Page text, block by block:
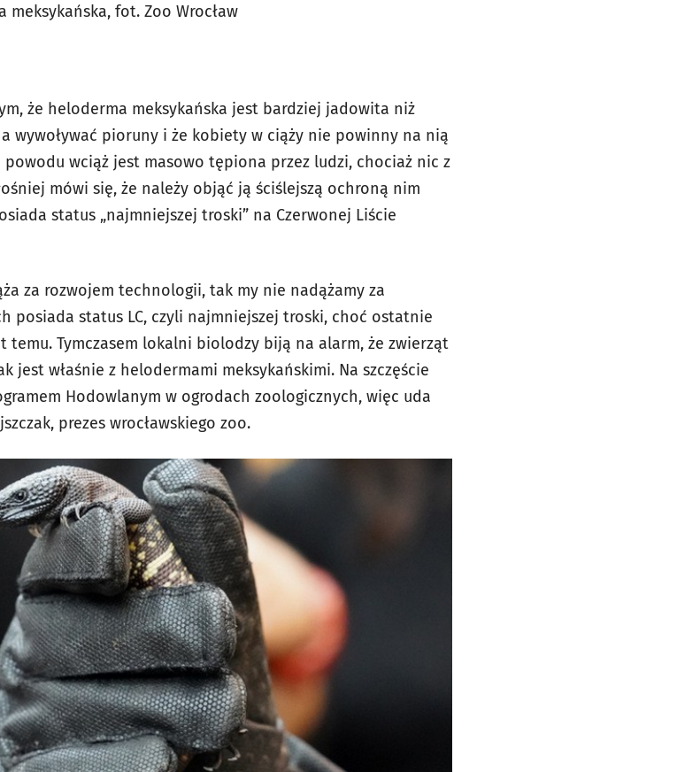
meksykańska, fot. Zoo Wrocław
że heloderma meksykańska jest bardziej jadowita niż
wywoływać pioruny i że kobiety w ciąży nie powinny na nią
wciąż jest masowo tępiona przez ludzi, chociaż nic z
mówi się, że należy objąć ją ściślejszą ochroną nim
status „najmniejszej troski” na Czerwonej Liście
za rozwojem technologii, tak my nie nadążamy za
posiada status LC, czyli najmniejszej troski, choć ostatnie
Tymczasem lokalni biolodzy biją na alarm, że zwierząt
jest właśnie z helodermami meksykańskimi. Na szczęście
Hodowlanym w ogrodach zoologicznych, więc uda
prezes wrocławskiego zoo.